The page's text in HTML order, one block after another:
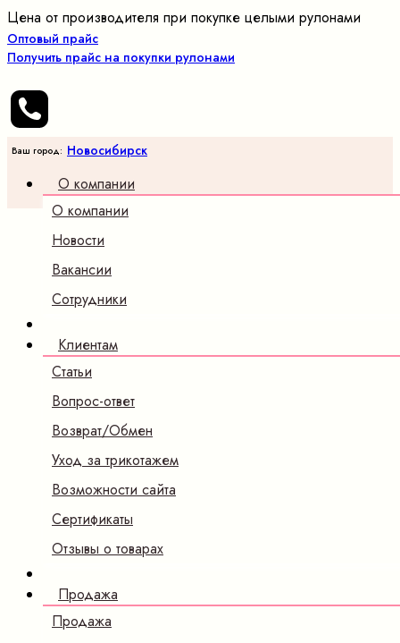
Цена от производителя при покупке целыми рулонами
Оптовый прайс
Получить прайс на покупки рулонами
Ваш город: Новосибирск
О компании
О компании
Новости
Вакансии
Сотрудники
Клиентам
Статьи
Вопрос-ответ
Возврат/Обмен
Уход за трикотажем
Возможности сайта
Сертификаты
Отзывы о товарах
Продажа
Продажа